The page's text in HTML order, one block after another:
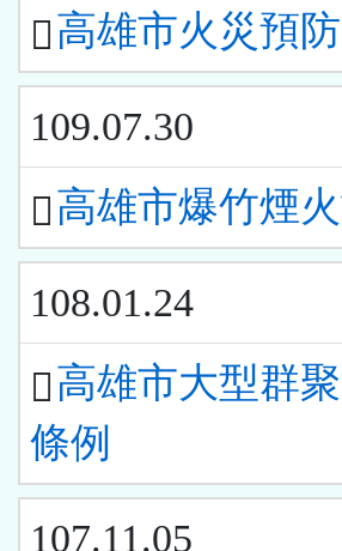
高雄市火災預
109.07.30
高雄市爆竹煙
108.01.24
高雄市大型群
條例
107.11.05